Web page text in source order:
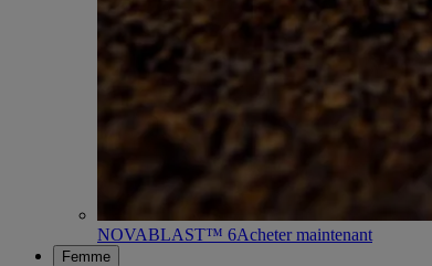
NOVABLAST™ 6Acheter maintenant
Femme